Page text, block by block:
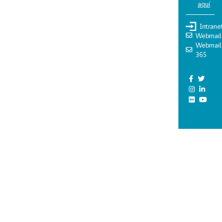
aquí
Webmail
Webmail
365